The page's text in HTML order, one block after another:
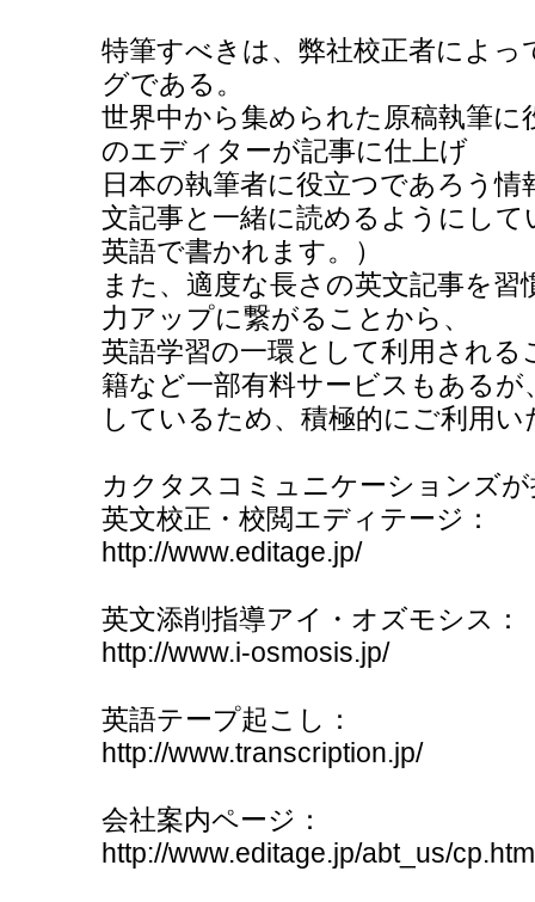
特筆すべきは、弊社校正者によ
グである。
世界中から集められた原稿執筆に
のエディターが記事に仕上げ
日本の執筆者に役立つであろう
文記事と一緒に読めるようにし
英語で書かれます。）
また、適度な長さの英文記事を
力アップに繋がることから、
英語学習の一環として利用され
籍など一部有料サービスもある
しているため、積極的にご利用
カクタスコミュニケーションズ
英文校正・校閲エディテージ：
http://www.editage.jp/
英文添削指導アイ・オズモシス：
http://www.i-osmosis.jp/
英語テープ起こし：
http://www.transcription.jp/
会社案内ページ：
http://www.editage.jp/abt_us/